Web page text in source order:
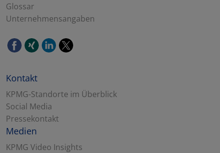
Glossar
Unternehmensangaben
Kontakt
KPMG-Standorte im Überblick
Social Media
Pressekontakt
Medien
KPMG Video Insights